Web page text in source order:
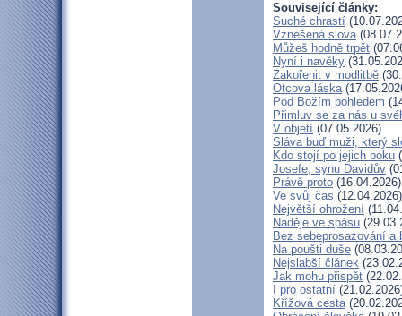
Související články:
Suché chrastí
Vznešená slova
Můžeš hodně trpět
Nyní i navěky
Zakořenit v modlitbě
Otcova láska
Pod Božím pohledem
Přimluv se za nás u
V objetí (07.05.2026)
Sláva buď muži, který
Kdo stojí po jejich boku
Josefe, synu Davidův
Právě proto (16.04.2026)
Ve svůj čas (12.04.2026)
Největší ohrožení
Naděje ve spásu
Bez sebeprosazování a
Na poušti duše
Nejslabší článek
Jak mohu přispět
I pro ostatní
Křížová cesta